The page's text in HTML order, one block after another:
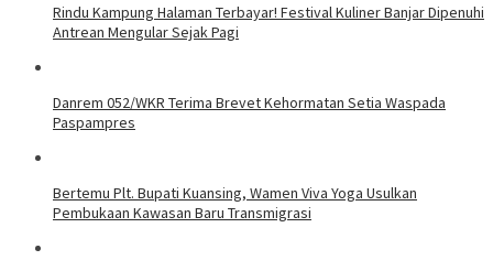
Rindu Kampung Halaman Terbayar! Festival Kuliner Banjar Dipenuhi
Antrean Mengular Sejak Pagi
Danrem 052/WKR Terima Brevet Kehormatan Setia Waspada
Paspampres
Bertemu Plt. Bupati Kuansing, Wamen Viva Yoga Usulkan
Pembukaan Kawasan Baru Transmigrasi